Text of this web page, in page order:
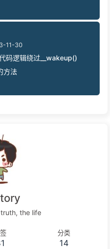
11-30
码逻辑绕过__wakeup()
方法
the life
分类
14